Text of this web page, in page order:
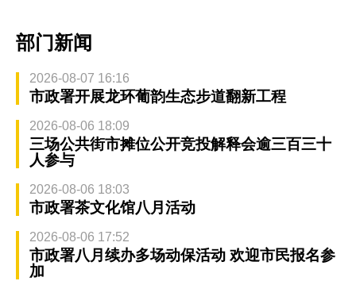
部门新闻
2026-08-07 16:16
市政署开展龙环葡韵生态步道翻新工程
2026-08-06 18:09
三场公共街市摊位公开竞投解释会逾三百三十
人参与
2026-08-06 18:03
市政署茶文化馆八月活动
2026-08-06 17:52
市政署八月续办多场动保活动 欢迎市民报名参
加